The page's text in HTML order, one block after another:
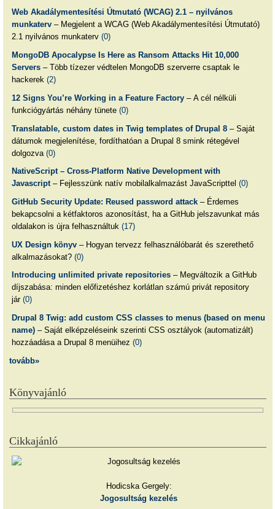
Web Akadálymentesítési Útmutató (WCAG) 2.1 – nyilvános
munkaterv– Megjelent a WCAG (Web Akadálymentesítési Útmutató)
2.1 nyilvános munkaterv (0)
MongoDB Apocalypse Is Here as Ransom Attacks Hit 10,000
Servers– Több tízezer védtelen MongoDB szerverre csaptak le
hackerek (2)
12 Signs You’re Working in a Feature Factory– A cél nélküli
funkciógyártás néhány tünete (0)
Translatable, custom dates in Twig templates of Drupal 8– Saját
dátumok megjelenítése, fordíthatóan a Drupal 8 smink rétegével
dolgozva (0)
NativeScript – Cross-Platform Native Development with
Javascript– Fejlesszünk natív mobilalkalmazást JavaScripttel (0)
GitHub Security Update: Reused password attack– Érdemes
bekapcsolni a kétfaktoros azonosítást, ha a GitHub jelszavunkat más
oldalakon is újra felhasználtuk (17)
UX Design könyv– Hogyan tervezz felhasználóbarát és szerethető
alkalmazásokat? (0)
Introducing unlimited private repositories– Megváltozik a GitHub
díjszabása: minden előfizetéshez korlátlan számú privát repository
jár (0)
Drupal 8 Twig: add custom CSS classes to menus (based on menu
name)– Saját elképzeléseink szerinti CSS osztályok (automatizált)
hozzáadása a Drupal 8 menüihez (0)
tovább»
Könyvajánló
Cikkajánló
Hodicska Gergely:
Jogosultság kezelés